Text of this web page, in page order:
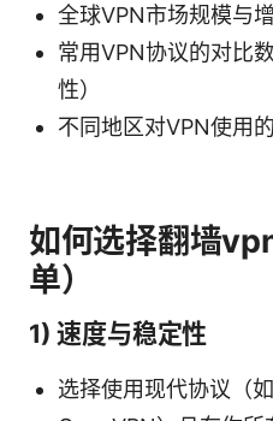
全球VPN市场规模与
常用VPN协议的对比
性）
不同地区对VPN使用
如何选择翻墙
单）
1) 速度与稳定性
选择使用现代协议（